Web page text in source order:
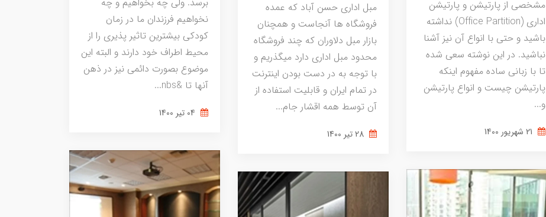
مشخصی از پارتیشن و پارتیشن
اداری (Office Partition) نداشته
باشید و حتی با انواع آن نیز آشنا
نباشید. در این نوشته سعی شده
تا با زبانی ساده مفهوم اینکه
پارتیشن چیست و انواع پارتیشن
و...
مبل اداری حسن آباد که عمده
فروشگاه ها آنجاست و همچنان
بازار مبل دلاوران که چند فروشگاه
محدود مبل اداری دارد میگذریم و
با توجه به در دست بودن اینترنت
در تمام ایران و قابلیت استفاده از
آن توسط همه اقشار جام...
نخواهیم فرزندان ما در زمان
کودکی بیشترین تاثیر پذیری را از
محیط اطراف خود دارند و البته این
موضوع بصورت دائمی نیز در ذهن
آنها تا &nbs...